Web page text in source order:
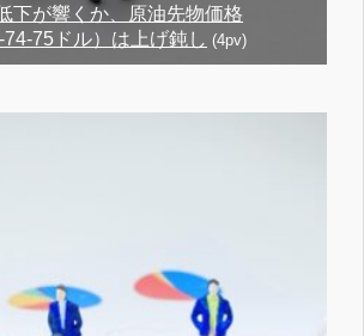
下が響くか、原油先物価格
74-75ドル）は上げ鈍し (4pv)